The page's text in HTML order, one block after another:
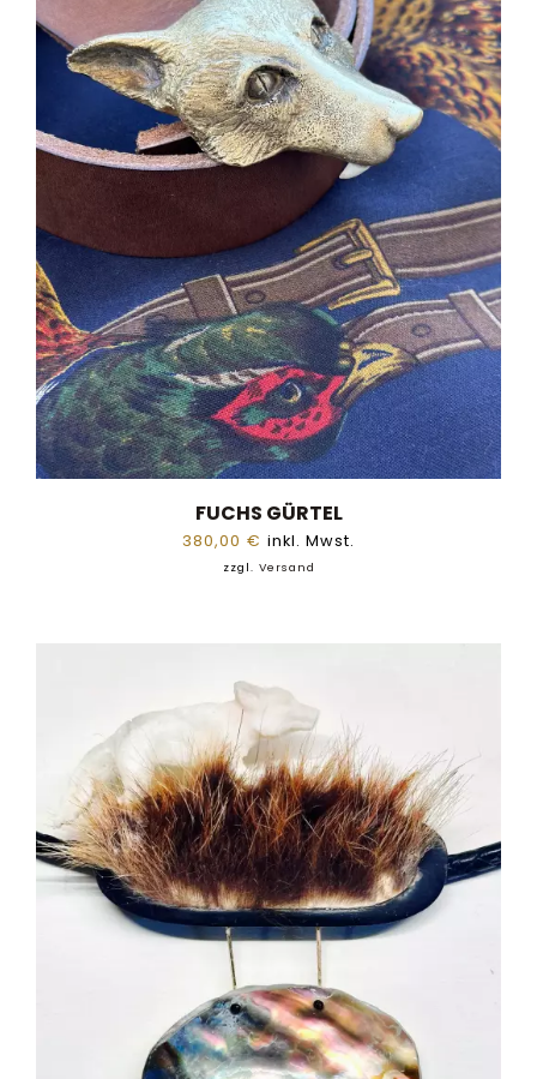
FUCHS GÜRTEL
380,00 € inkl. Mwst.
zzgl. Versand